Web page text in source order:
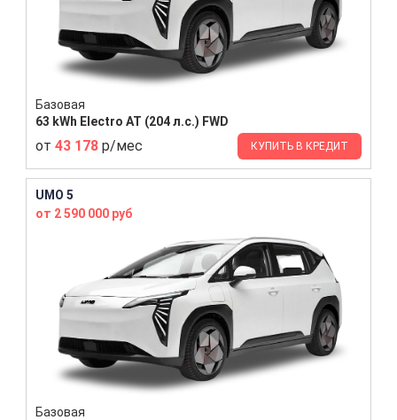
Базовая
63 kWh Electro AT (204 л.с.) FWD
от 43 178 р/мес КУПИТЬ В КРЕДИТ
UMO 5
от 2 590 000 руб
Базовая